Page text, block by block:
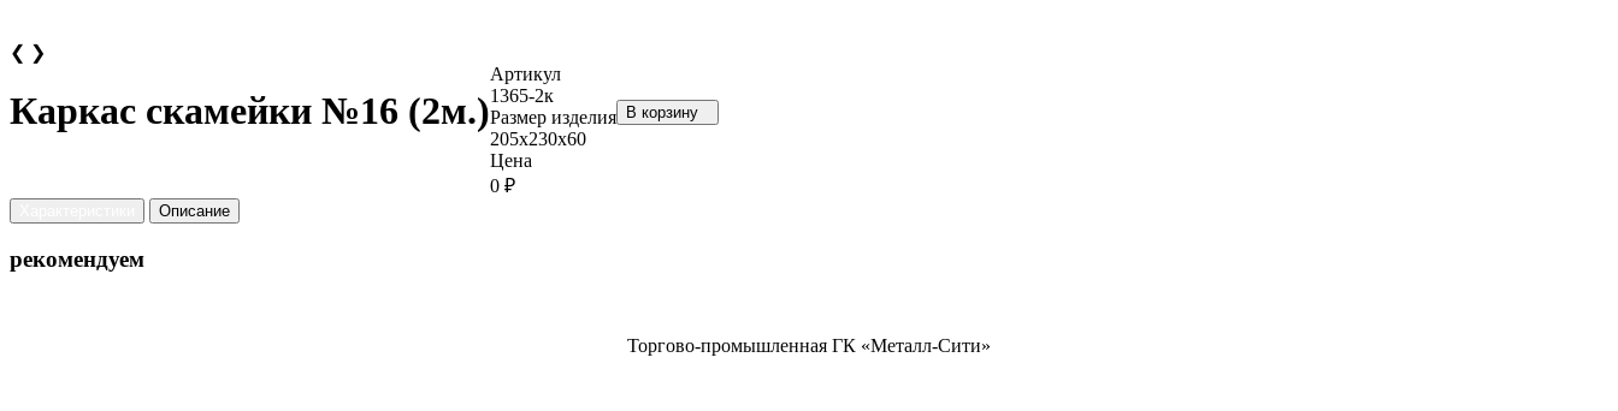
❮ ❯
Каркас скамейки №16 (2м.)
Артикул
1365-2к
Размер изделия
205х230х60
Цена
0 ₽
В корзину
Описание
рекомендуем
Торгово-промышленная ГК «Металл-Сити»